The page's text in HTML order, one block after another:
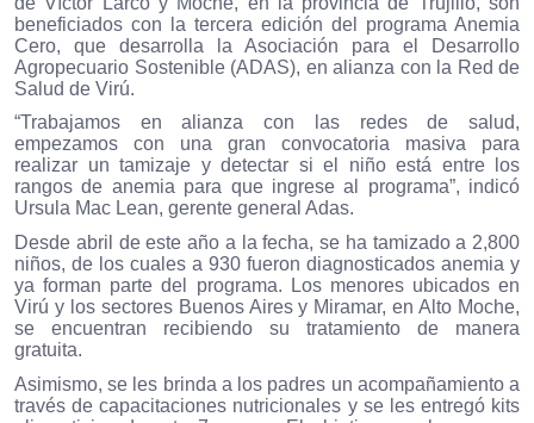
beneficiados con la tercera edición del programa Anemia
Cero, que desarrolla la Asociación para el Desarrollo
Agropecuario Sostenible (ADAS), en alianza con la Red de
Salud de Virú.
“Trabajamos en alianza con las redes de salud,
empezamos con una gran convocatoria masiva para
realizar un tamizaje y detectar si el niño está entre los
rangos de anemia para que ingrese al programa”, indicó
Ursula Mac Lean, gerente general Adas.
Desde abril de este año a la fecha, se ha tamizado a 2,800
niños, de los cuales a 930 fueron diagnosticados anemia y
ya forman parte del programa. Los menores ubicados en
Virú y los sectores Buenos Aires y Miramar, en Alto Moche,
se encuentran recibiendo su tratamiento de manera
gratuita.
Asimismo, se les brinda a los padres un acompañamiento a
través de capacitaciones nutricionales y se les entregó kits